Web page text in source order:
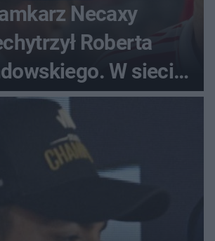
Necaxy
Roberta
W sieci
z tego pojedynku